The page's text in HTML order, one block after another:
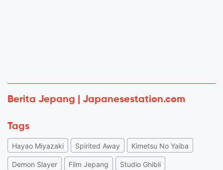
Berita Jepang | Japanesestation.com
Tags
Hayao Miyazaki Spirited Away Kimetsu No Yaiba
Demon Slayer Film Jepang Studio Ghibli